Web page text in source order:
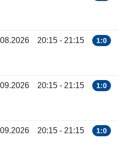
20:15 - 21:15 1:0
20:15 - 21:15 1:0
20:15 - 21:15 1:0